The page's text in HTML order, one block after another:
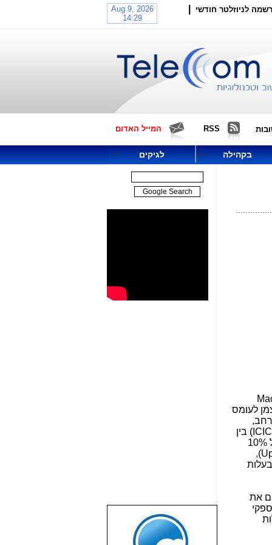
לניוזלטר חודשי
RSS המייל האדום
בקהילה לגיקים
לעומס
ICIC) בין
אתרי המקרו למקומיים פוחת הסיכון להפרעות ומתגלים שיפורים ביעילות האנרגטית וביצועי הרשת, שיפורים של 10%
),
תקשורת בעלות
את
שבוע טוב לכל
הגולשים באשר
הם!!!